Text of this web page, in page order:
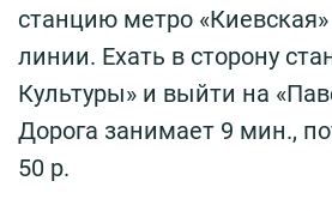
станцию метро
линии. Ехать в сторону
Культуры» и выйти на
Дорога занимает 9 мин.,
50 р.